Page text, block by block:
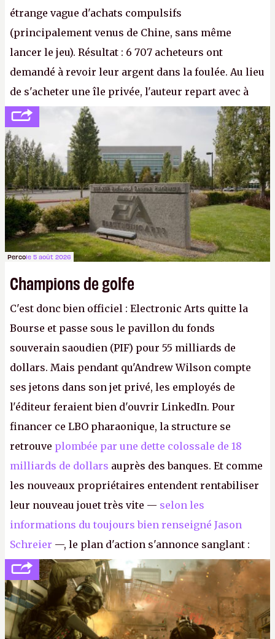
étrange vague d'achats compulsifs
(principalement venus de Chine, sans même
lancer le jeu). Résultat : 6 707 acheteurs ont
demandé à revoir leur argent dans la foulée. Au lieu
de s'acheter une île privée, l'auteur repart avec à
peine 2 000 dollars en poche. C'est toujours plus
cher payé que le temps passé à dev, mais ça
apprendra aux petits malins qu'on ne braque pas
Gabe Newell aussi facilement.P.
Percole 5 août 2026
Champions de golfe
C'est donc bien officiel : Electronic Arts quitte la
Bourse et passe sous le pavillon du fonds
souverain saoudien (PIF) pour 55 milliards de
dollars. Mais pendant qu'Andrew Wilson compte
ses jetons dans son jet privé, les employés de
l'éditeur feraient bien d'ouvrir LinkedIn. Pour
financer ce LBO pharaonique, la structure se
retrouve plombée par une dette colossale de 18
milliards de dollars auprès des banques. Et comme
les nouveaux propriétaires entendent rentabiliser
leur nouveau jouet très vite — selon les
informations du toujours bien renseigné Jason
Schreier —, le plan d'action s'annonce sanglant :
réductions de coûts drastiques, fermetures de
studios et licenciements massifs. En gros, essorer
FCetBattlefield, puis virer le reste.P.